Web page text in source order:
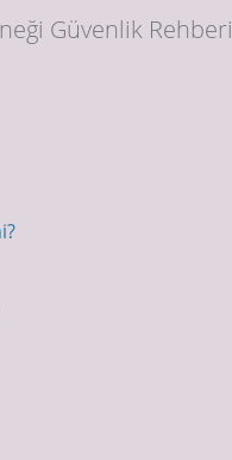
Güvenlik Rehberi